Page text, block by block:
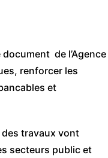
de l’Agence
renforcer les
et
des travaux vont
secteurs public et